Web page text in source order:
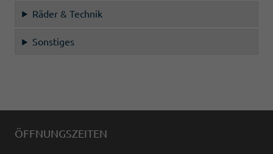
Räder & Technik
Sonstiges
ÖFFNUNGSZEITEN